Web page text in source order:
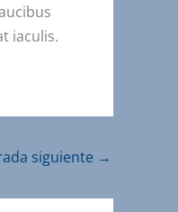
iaculis.
siguiente →